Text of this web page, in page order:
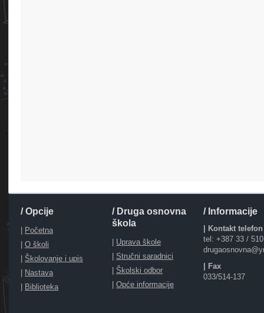
/ Opcije
| Početna
| O školi
| Školovanje i upis
| Nastava
| Biblioteka
/ Druga osnovna
škola
| Uprava škole
| Stručni saradnici
| Školski odbor
| Opće informacije
/ Informacije
| Kontakt telefon
tel: +387 33 /
| Fax
033/514-137